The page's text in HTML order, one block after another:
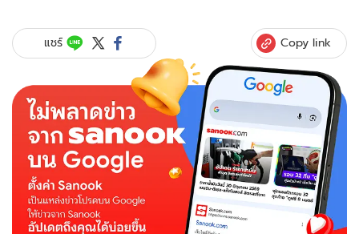
แชร์ Copy link